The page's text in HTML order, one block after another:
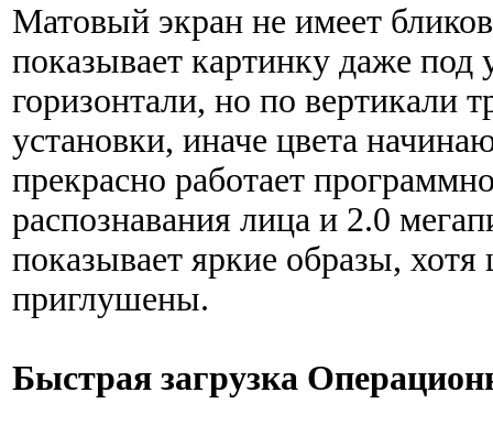
Матовый экран не имеет
показывает картинку даже под
горизонтали, но по вертикали
установки, иначе цвета
прекрасно работает
распознавания лица и 2.0
показывает яркие образы,
приглушены.
Быстрая загрузка